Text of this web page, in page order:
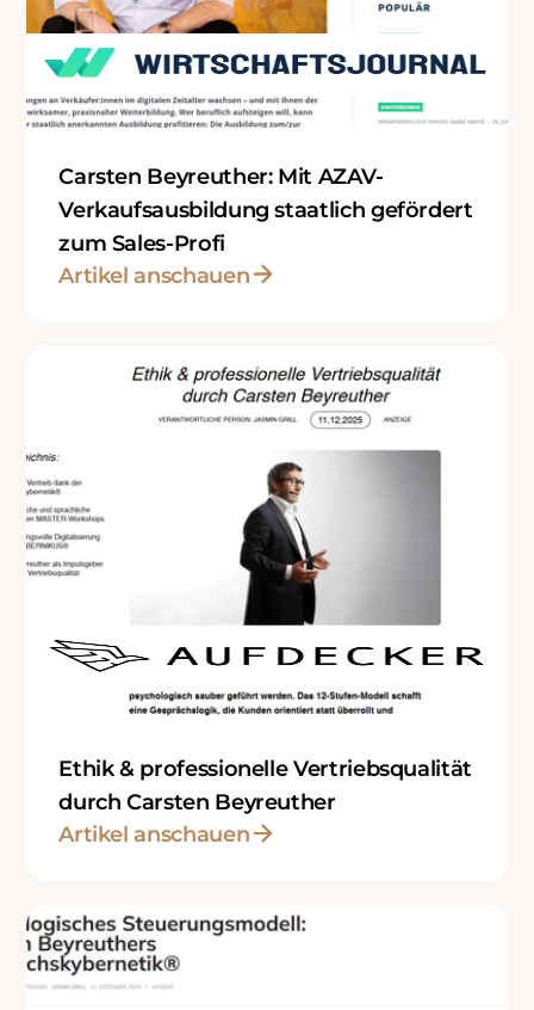
Carsten Beyreuther: Mit AZAV-
Verkaufsausbildung staatlich gefördert
zum Sales-Profi
Artikel anschauen
Ethik & professionelle Vertriebsqualität
durch Carsten Beyreuther
Artikel anschauen